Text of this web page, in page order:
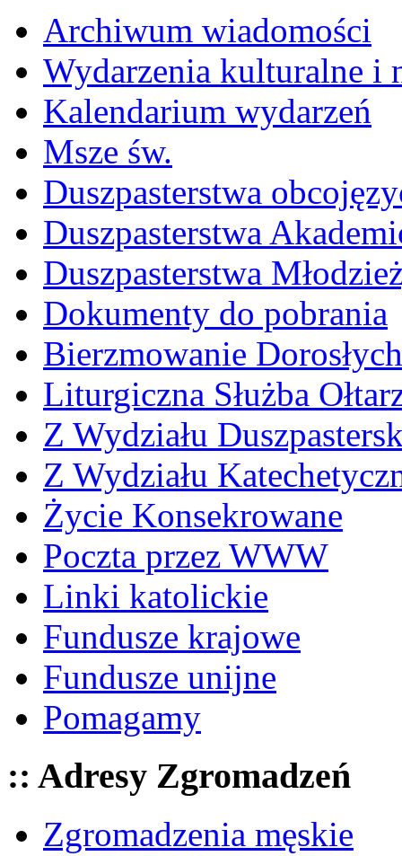
Archiwum wiadomości
Wydarzenia kulturalne i
Kalendarium wydarzeń
Msze św.
Duszpasterstwa
Duszpasterstwa
Duszpasterstwa
Dokumenty do pobrania
Bierzmowanie Dorosłych
Liturgiczna Służba
Z Wydziału
Z Wydziału
Życie Konsekrowane
Poczta przez WWW
Linki katolickie
Fundusze krajowe
Fundusze unijne
Pomagamy
:: Adresy Zgromadzeń
Zgromadzenia męskie